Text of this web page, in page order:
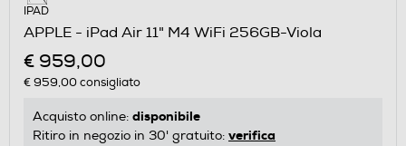
IPAD
APPLE - iPad Air 11" M4 WiFi 256GB-Viola
€ 959,00
€ 959,00consigliato
Acquisto online: disponibile
Ritiro in negozio in 30' gratuito: verifica